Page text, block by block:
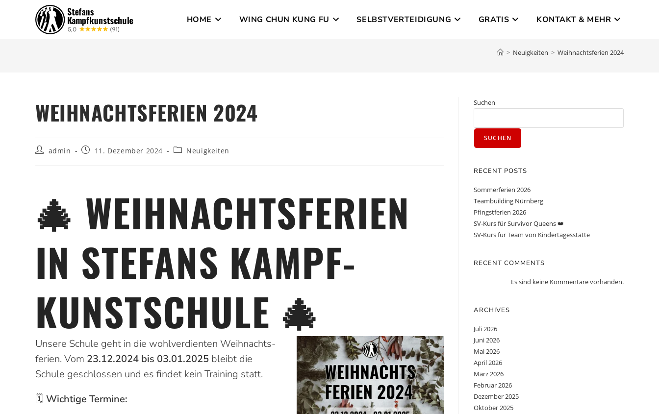
HOME WING CHUN KUNG FU SELBSTVERTEIDIGUNG GRATIS KONTAKT & MEHR
> Neuigkeiten > Weihnachtsferien 2024
WEIHNACHTSFERIEN 2024
admin 11. Dezember 2024 Neuigkeiten
🎄 WEIHNACHTS­FERIEN
IN STEFANS KAMPF­
KUNST­SCHULE 🎄
Unsere Schule geht in die wohl­verdienten Weihnachts­
ferien. Vom 23.12.2024 bis 03.01.2025 bleibt die
Schule geschlossen und es findet kein Training statt.
🗓️ Wichtige Termine:
Suchen
SUCHEN
RECENT POSTS
Sommerferien 2026
Teambuilding Nürnberg
Pfingstferien 2026
SV-Kurs für Survivor Queens 👑
SV-Kurs für Team von Kindertagesstätte
RECENT COMMENTS
Es sind keine Kommentare vorhanden.
ARCHIVES
Juli 2026
Juni 2026
Mai 2026
April 2026
März 2026
Februar 2026
Dezember 2025
Oktober 2025